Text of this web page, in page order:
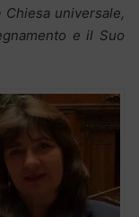
universale,
e il Suo